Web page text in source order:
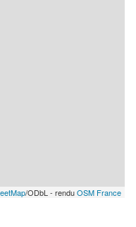
/ODbL - renduOSM France